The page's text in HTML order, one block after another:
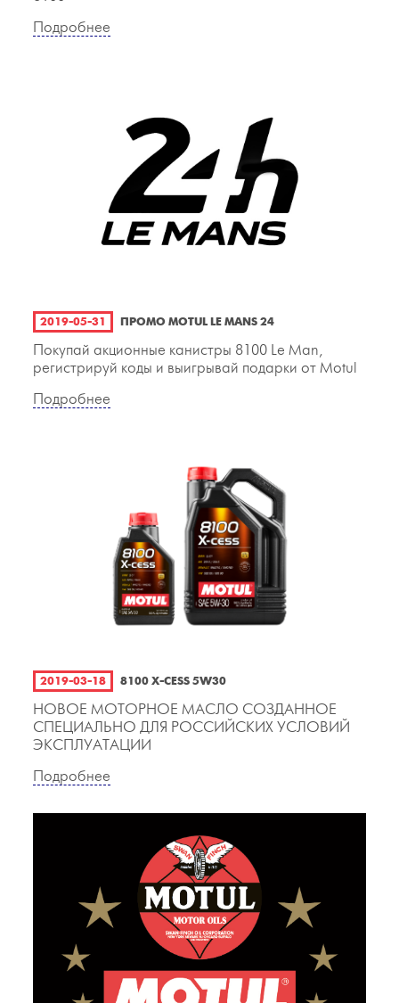
Подробнее
2019-05-31 ПРОМО MOTUL LE MANS 24
Покупай акционные канистры 8100 Le Man,
регистрируй коды и выигрывай подарки от Motul
Подробнее
2019-03-18 8100 X-CESS 5W30
НОВОЕ МОТОРНОЕ МАСЛО СОЗДАННОЕ
СПЕЦИАЛЬНО ДЛЯ РОССИЙСКИХ УСЛОВИЙ
ЭКСПЛУАТАЦИИ
Подробнее